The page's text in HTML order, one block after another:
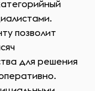
позволит
для решения